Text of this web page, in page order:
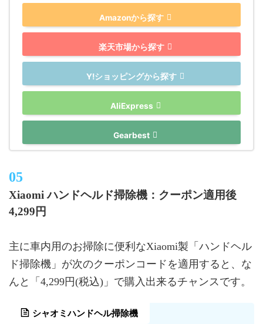
Amazonから探す
楽天市場から探す
Y!ショッピングから探す
AliExpress
Gearbest
Xiaomi ハンドヘルド掃除機：クーポン適用後
4,299円
主に車内用のお掃除に便利なXiaomi製「ハンドヘル
ド掃除機」が次のクーポンコードを適用すると、な
んと「4,299円(税込)」で購入出来るチャンスです。
シャオミハンドヘル掃除機